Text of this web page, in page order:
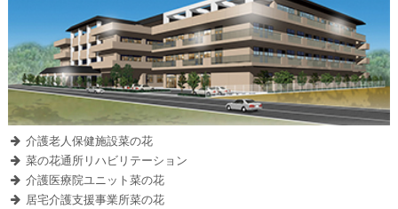
介護老人保健施設菜の花
菜の花通所リハビリテーション
介護医療院ユニット菜の花
居宅介護支援事業所菜の花